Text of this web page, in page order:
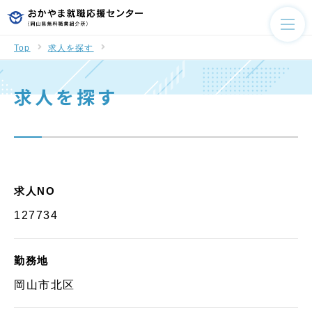
Top 求人を探す
求人を探す
求人NO
127734
勤務地
岡山市北区